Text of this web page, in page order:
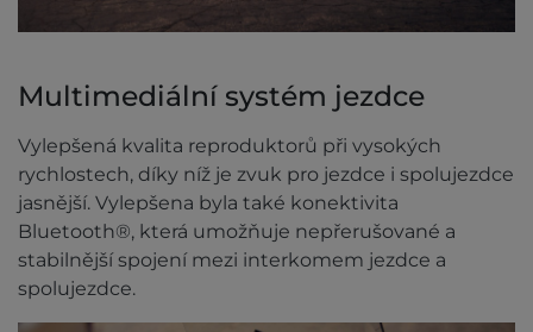
Multimediální systém jezdce
Vylepšená kvalita reproduktorů při vysokých
rychlostech, díky níž je zvuk pro jezdce i spolujezdce
jasnější. Vylepšena byla také konektivita
Bluetooth®, která umožňuje nepřerušované a
stabilnější spojení mezi interkomem jezdce a
spolujezdce.